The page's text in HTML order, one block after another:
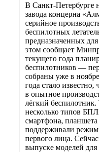
В Санкт-Петербурге
завода концерна
серийное
беспилотных
предназначенных
этом сообщает
текущего года
беспилотников —
собраны уже в
года стало
в опытное
лёгкий беспилотник.
несколько типов
смартфона,
поддерживали
первого лица.
выпуске моделей